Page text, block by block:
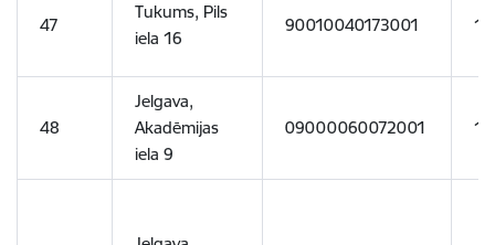
47
Tukums, Pils
iela 16
90010040173001
48
Jelgava,
Akadēmijas
iela 9
09000060072001